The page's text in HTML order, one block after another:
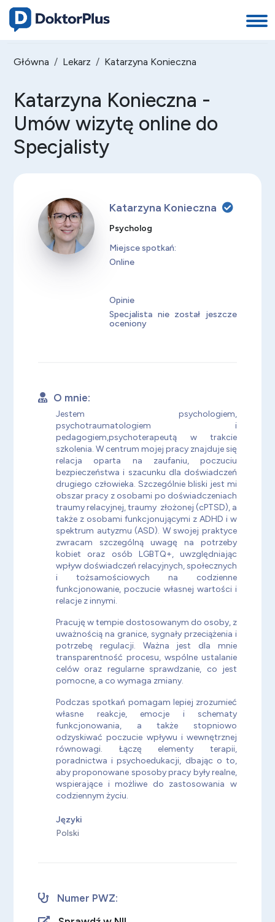
Główna Lekarz Katarzyna Konieczna
Katarzyna Konieczna -
Umów wizytę online do
Specjalisty
Katarzyna Konieczna
Psycholog
Miejsce spotkań:
Online
Opinie
Specjalista nie został jeszcze
oceniony
O mnie:
Jestem psychologiem,
psychotraumatologiem i
pedagogiem,psychoterapeutą w trakcie
szkolenia. W centrum mojej pracy znajduje się
relacja oparta na zaufaniu, poczuciu
bezpieczeństwa i szacunku dla doświadczeń
drugiego człowieka. Szczególnie bliski jest mi
obszar pracy z osobami po doświadczeniach
traumy relacyjnej, traumy złożonej (cPTSD), a
także z osobami funkcjonującymi z ADHD i w
spektrum autyzmu (ASD). W swojej praktyce
zwracam szczególną uwagę na potrzeby
kobiet oraz osób LGBTQ+, uwzględniając
wpływ doświadczeń relacyjnych, społecznych
i tożsamościowych na codzienne
funkcjonowanie, poczucie własnej wartości i
relacje z innymi.
Pracuję w tempie dostosowanym do osoby, z
uważnością na granice, sygnały przeciążenia i
potrzebę regulacji. Ważna jest dla mnie
transparentność procesu, wspólne ustalanie
celów oraz regularne sprawdzanie, co jest
pomocne, a co wymaga zmiany.
Podczas spotkań pomagam lepiej zrozumieć
własne reakcje, emocje i schematy
funkcjonowania, a także stopniowo
odzyskiwać poczucie wpływu i wewnętrznej
równowagi. Łączę elementy terapii,
poradnictwa i psychoedukacji, dbając o to,
aby proponowane sposoby pracy były realne,
wspierające i możliwe do zastosowania w
codziennym życiu.
Języki
Polski
Numer PWZ: